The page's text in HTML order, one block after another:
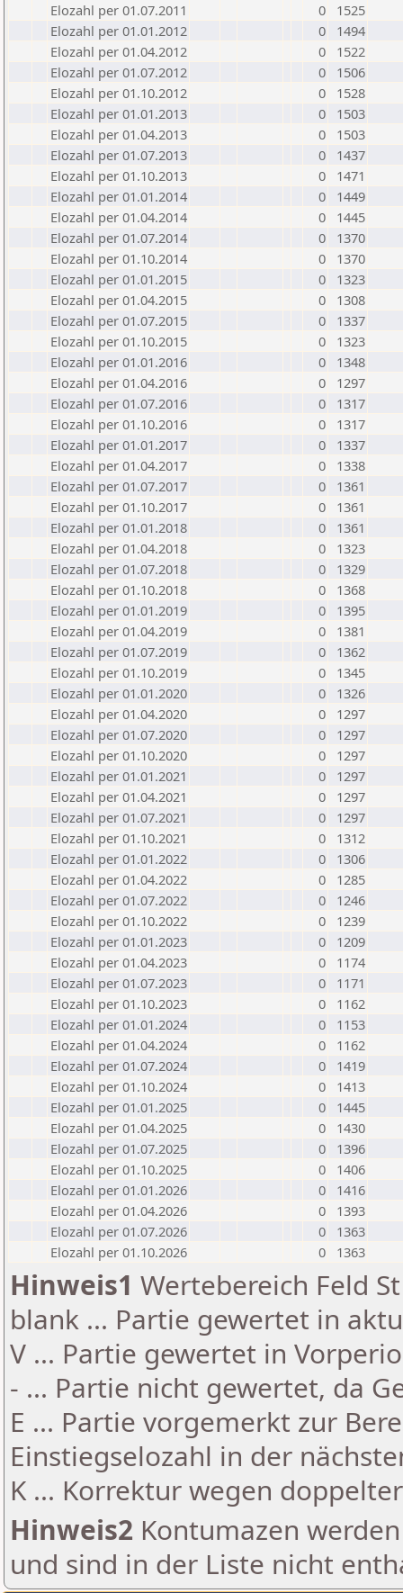
Elozahl per 01.07.2011
0
1525
Elozahl per 01.01.2012
0
1494
Elozahl per 01.04.2012
0
1522
Elozahl per 01.07.2012
0
1506
Elozahl per 01.10.2012
0
1528
Elozahl per 01.01.2013
0
1503
Elozahl per 01.04.2013
0
1503
Elozahl per 01.07.2013
0
1437
Elozahl per 01.10.2013
0
1471
Elozahl per 01.01.2014
0
1449
Elozahl per 01.04.2014
0
1445
Elozahl per 01.07.2014
0
1370
Elozahl per 01.10.2014
0
1370
Elozahl per 01.01.2015
0
1323
Elozahl per 01.04.2015
0
1308
Elozahl per 01.07.2015
0
1337
Elozahl per 01.10.2015
0
1323
Elozahl per 01.01.2016
0
1348
Elozahl per 01.04.2016
0
1297
Elozahl per 01.07.2016
0
1317
Elozahl per 01.10.2016
0
1317
Elozahl per 01.01.2017
0
1337
Elozahl per 01.04.2017
0
1338
Elozahl per 01.07.2017
0
1361
Elozahl per 01.10.2017
0
1361
Elozahl per 01.01.2018
0
1361
Elozahl per 01.04.2018
0
1323
Elozahl per 01.07.2018
0
1329
Elozahl per 01.10.2018
0
1368
Elozahl per 01.01.2019
0
1395
Elozahl per 01.04.2019
0
1381
Elozahl per 01.07.2019
0
1362
Elozahl per 01.10.2019
0
1345
Elozahl per 01.01.2020
0
1326
Elozahl per 01.04.2020
0
1297
Elozahl per 01.07.2020
0
1297
Elozahl per 01.10.2020
0
1297
Elozahl per 01.01.2021
0
1297
Elozahl per 01.04.2021
0
1297
Elozahl per 01.07.2021
0
1297
Elozahl per 01.10.2021
0
1312
Elozahl per 01.01.2022
0
1306
Elozahl per 01.04.2022
0
1285
Elozahl per 01.07.2022
0
1246
Elozahl per 01.10.2022
0
1239
Elozahl per 01.01.2023
0
1209
Elozahl per 01.04.2023
0
1174
Elozahl per 01.07.2023
0
1171
Elozahl per 01.10.2023
0
1162
Elozahl per 01.01.2024
0
1153
Elozahl per 01.04.2024
0
1162
Elozahl per 01.07.2024
0
1419
Elozahl per 01.10.2024
0
1413
Elozahl per 01.01.2025
0
1445
Elozahl per 01.04.2025
0
1430
Elozahl per 01.07.2025
0
1396
Elozahl per 01.10.2025
0
1406
Elozahl per 01.01.2026
0
1416
Elozahl per 01.04.2026
0
1393
Elozahl per 01.07.2026
0
1363
Elozahl per 01.10.2026
0 1363
Hinweis1 Wertebereich Feld
blank ... Partie gewertet in
V ... Partie gewertet in
- ... Partie nicht gewertet, da
E ... Partie vorgemerkt zur
Einstiegselozahl in der
K ... Korrektur wegen
Hinweis2 Kontumazen
und sind in der Liste nicht